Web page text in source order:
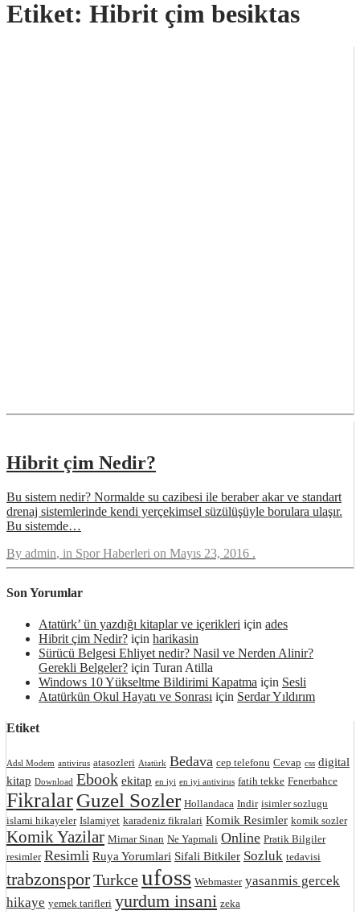
Etiket: Hibrit çim besiktas
Hibrit çim Nedir?
Bu sistem nedir? Normalde su cazibesi ile beraber akar ve standart
drenaj sistemlerinde kendi yerçekimsel süzülüşüyle borulara ulaşır.
Bu sistemde…
By admin, in Spor Haberleri on Mayıs 23, 2016 .
Son Yorumlar
Atatürk’ ün yazdığı kitaplar ve içerikleri için ades
Hibrit çim Nedir? için harikasin
Sürücü Belgesi Ehliyet nedir? Nasil ve Nerden Alinir?
Gerekli Belgeler? için Turan Atilla
Windows 10 Yükseltme Bildirimi Kapatma için Sesli
Atatürkün Okul Hayatı ve Sonrası için Serdar Yıldırım
Etiket
Adsl Modem antivirus atasozleri Atatürk Bedava cep telefonu Cevap css digital
kitap Download Ebook ekitap en iyi en iyi antivirus fatih tekke Fenerbahce
FikralarGuzel Sozler Hollandaca Indir isimler sozlugu
islami hikayeler Islamiyet karadeniz fikralari Komik Resimler komik sozler
Komik Yazilar Mimar Sinan Ne Yapmali Online Pratik Bilgiler
resimler Resimli Ruya Yorumlari Sifali Bitkiler Sozluk tedavisi
trabzonsporTurkceufoss Webmaster yasanmis gercek
hikaye yemek tarifleri yurdum insani zeka